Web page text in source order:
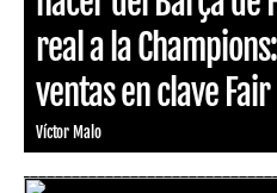
real a la
ventas en clave
Víctor Malo